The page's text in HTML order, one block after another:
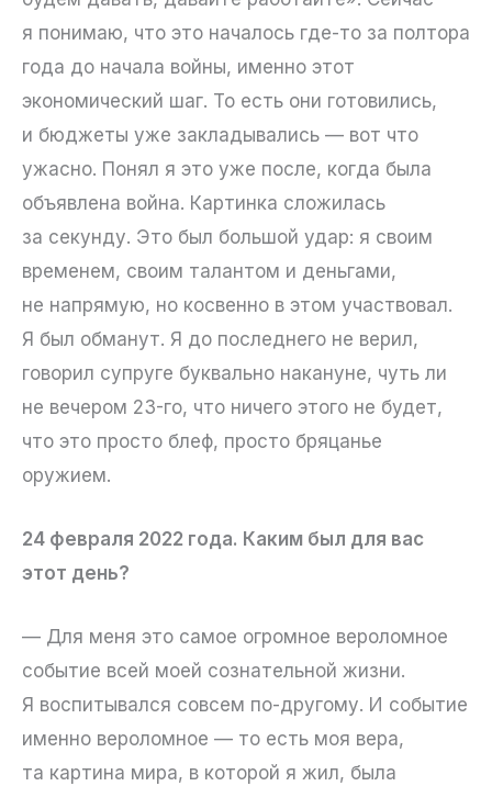
я понимаю, что это началось где-то за полтора
года до начала войны, именно этот
экономический шаг. То есть они готовились,
и бюджеты уже закладывались — вот что
ужасно. Понял я это уже после, когда была
объявлена война. Картинка сложилась
за секунду. Это был большой удар: я своим
временем, своим талантом и деньгами,
не напрямую, но косвенно в этом участвовал.
Я был обманут. Я до последнего не верил,
говорил супруге буквально накануне, чуть ли
не вечером 23-го, что ничего этого не будет,
что это просто блеф, просто бряцанье
оружием.
24 февраля 2022 года. Каким был для вас
этот день?
— Для меня это самое огромное вероломное
событие всей моей сознательной жизни.
Я воспитывался совсем по-другому. И событие
именно вероломное — то есть моя вера,
та картина мира, в которой я жил, была